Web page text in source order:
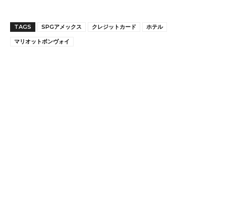
TAGS SPGアメックス クレジットカード ホテル
マリオットボンヴォイ